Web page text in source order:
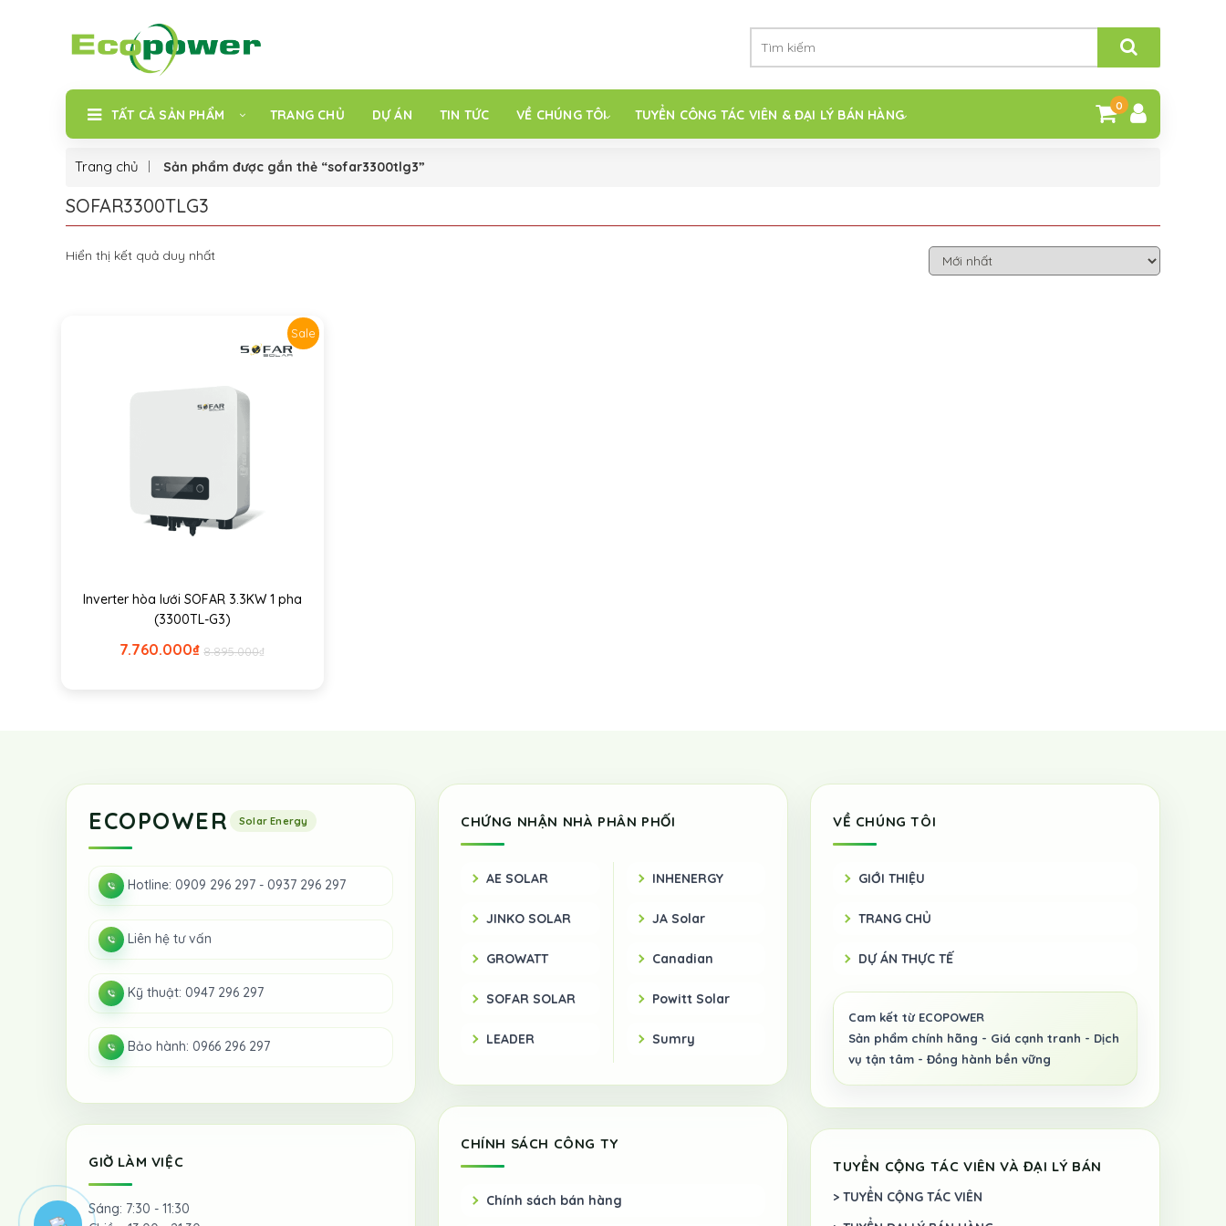
TẤT CẢ SẢN PHẨM TRANG CHỦ DỰ ÁN TIN TỨC VỀ CHÚNG TÔI TUYỂN CÔNG TÁC VIÊN & ĐẠI LÝ BÁN HÀNG
0
Trang chủ Sản phẩm được gắn thẻ “sofar3300tlg3”
SOFAR3300TLG3
Hiển thị kết quả duy nhất
Sale
Inverter hòa lưới SOFAR 3.3KW 1 pha
(3300TL-G3)
₫
8.895.000
₫
7.760.000
ECOPOWER
Hotline: 0909 296 297 - 0937 296 297
Liên hệ tư vấn
Kỹ thuật: 0947 296 297
Bảo hành: 0966 296 297
GIỜ LÀM VIỆC
Sáng: 7:30 - 11:30
CHỨNG NHẬN NHÀ PHÂN PHỐI
AE SOLAR
JINKO SOLAR
GROWATT
SOFAR SOLAR
LEADER
INHENERGY
JA Solar
Canadian
Powitt Solar
Sumry
CHÍNH SÁCH CÔNG TY
Chính sách bán hàng
VỀ CHÚNG TÔI
GIỚI THIỆU
TRANG CHỦ
DỰ ÁN THỰC TẾ
TUYỂN CỘNG TÁC VIÊN VÀ ĐẠI LÝ BÁN
> TUYỂN CỘNG TÁC VIÊN